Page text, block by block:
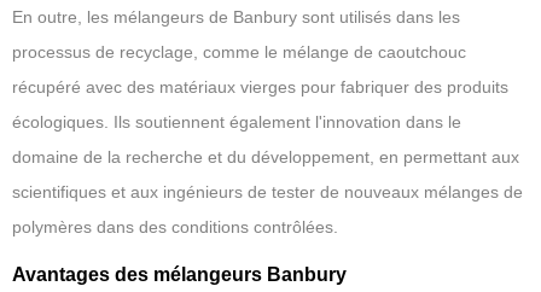
En outre, les mélangeurs de Banbury sont utilisés dans les
processus de recyclage, comme le mélange de caoutchouc
récupéré avec des matériaux vierges pour fabriquer des produits
écologiques. Ils soutiennent également l'innovation dans le
domaine de la recherche et du développement, en permettant aux
scientifiques et aux ingénieurs de tester de nouveaux mélanges de
polymères dans des conditions contrôlées.
Avantages des mélangeurs Banbury